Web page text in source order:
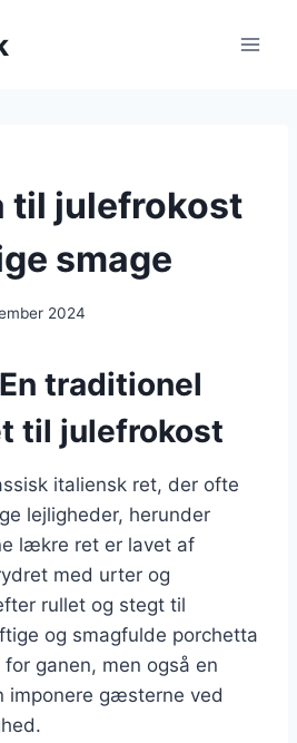
til julefrokost
smage
2024
traditionel
til julefrokost
italiensk ret, der ofte
lejligheder, herunder
lækre ret er lavet af
med urter og
rullet og stegt til
og smagfulde porchetta
ganen, men også en
imponere gæsterne ved